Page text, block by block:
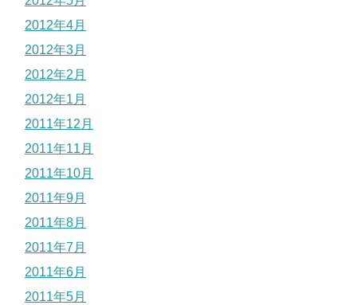
2012年4月
2012年3月
2012年2月
2012年1月
2011年12月
2011年11月
2011年10月
2011年9月
2011年8月
2011年7月
2011年6月
2011年5月